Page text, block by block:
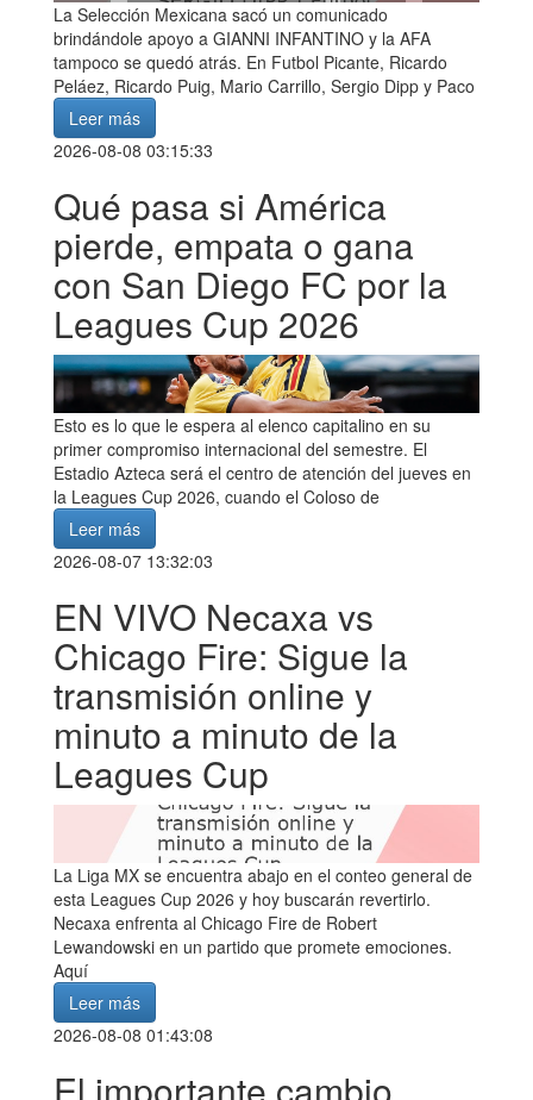
La Selección Mexicana sacó un comunicado
brindándole apoyo a GIANNI INFANTINO y la AFA
tampoco se quedó atrás. En Futbol Picante, Ricardo
Peláez, Ricardo Puig, Mario Carrillo, Sergio Dipp y Paco
Leer más
2026-08-08 03:15:33
Qué pasa si América
pierde, empata o gana
con San Diego FC por la
Leagues Cup 2026
Esto es lo que le espera al elenco capitalino en su
primer compromiso internacional del semestre. El
Estadio Azteca será el centro de atención del jueves en
la Leagues Cup 2026, cuando el Coloso de
Leer más
2026-08-07 13:32:03
EN VIVO Necaxa vs
Chicago Fire: Sigue la
transmisión online y
minuto a minuto de la
Leagues Cup
La Liga MX se encuentra abajo en el conteo general de
esta Leagues Cup 2026 y hoy buscarán revertirlo.
Necaxa enfrenta al Chicago Fire de Robert
Lewandowski en un partido que promete emociones.
Aquí
Leer más
2026-08-08 01:43:08